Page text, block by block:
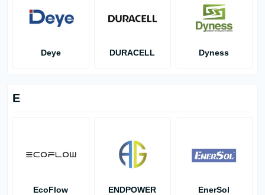
Deye DURACELL Dyness
E
EcoFlow ENDPOWER EnerSol